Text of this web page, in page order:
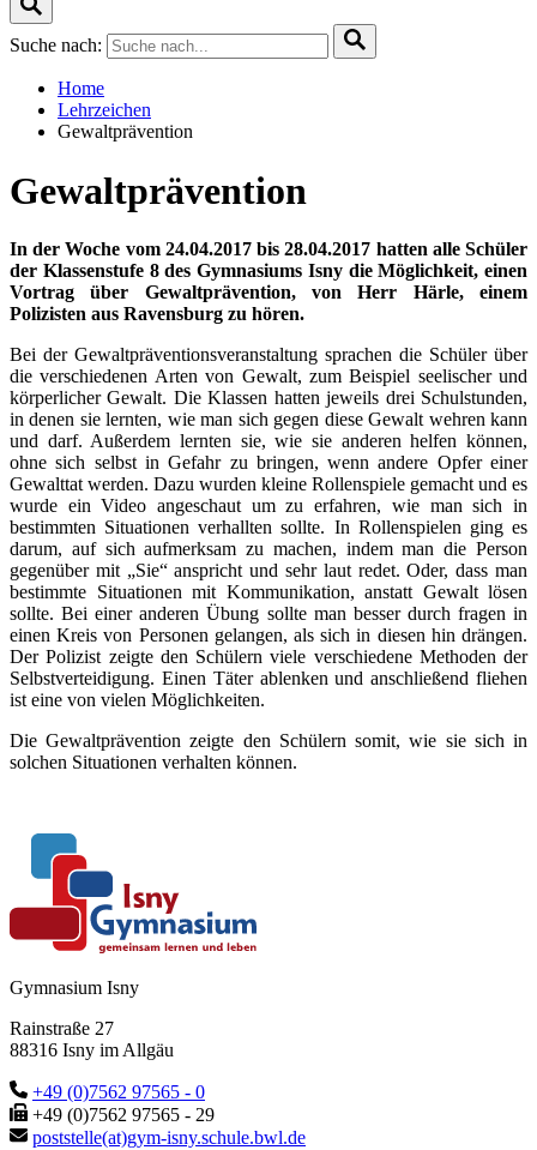
Suche nach:
Home
Lehrzeichen
Gewaltprävention
Gewaltprävention
In der Woche vom 24.04.2017 bis 28.04.2017 hatten alle Schüler
der Klassenstufe 8 des Gymnasiums Isny die Möglichkeit, einen
Vortrag über Gewaltprävention, von Herr Härle, einem
Polizisten aus Ravensburg zu hören.
Bei der Gewaltpräventionsveranstaltung sprachen die Schüler über
die verschiedenen Arten von Gewalt, zum Beispiel seelischer und
körperlicher Gewalt. Die Klassen hatten jeweils drei Schulstunden,
in denen sie lernten, wie man sich gegen diese Gewalt wehren kann
und darf. Außerdem lernten sie, wie sie anderen helfen können,
ohne sich selbst in Gefahr zu bringen, wenn andere Opfer einer
Gewalttat werden. Dazu wurden kleine Rollenspiele gemacht und es
wurde ein Video angeschaut um zu erfahren, wie man sich in
bestimmten Situationen verhallten sollte. In Rollenspielen ging es
darum, auf sich aufmerksam zu machen, indem man die Person
gegenüber mit „Sie“ anspricht und sehr laut redet. Oder, dass man
bestimmte Situationen mit Kommunikation, anstatt Gewalt lösen
sollte. Bei einer anderen Übung sollte man besser durch fragen in
einen Kreis von Personen gelangen, als sich in diesen hin drängen.
Der Polizist zeigte den Schülern viele verschiedene Methoden der
Selbstverteidigung. Einen Täter ablenken und anschließend fliehen
ist eine von vielen Möglichkeiten.
Die Gewaltprävention zeigte den Schülern somit, wie sie sich in
solchen Situationen verhalten können.
Gymnasium Isny
Rainstraße 27
88316 Isny im Allgäu
+49 (0)7562 97565 - 0
+49 (0)7562 97565 - 29
poststelle(at)gym-isny.schule.bwl.de